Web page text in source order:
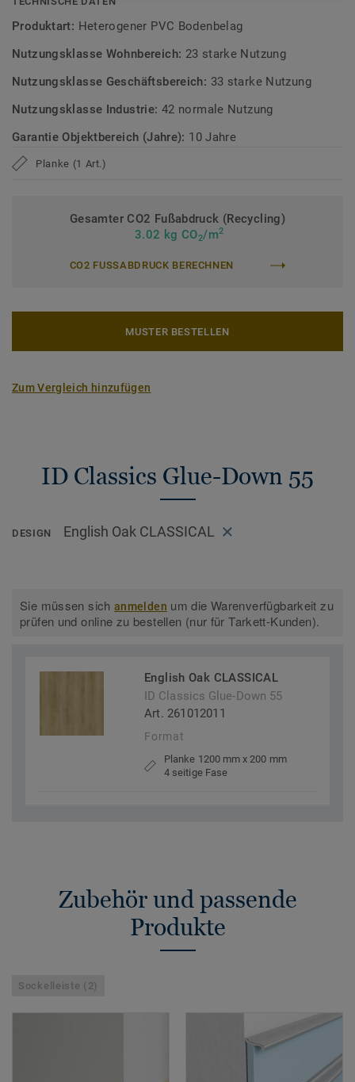
Alle Dekore der Kollektion iD Classics 55 werden bei
versendet.*
* Gilt nur für Standardformate. Mini-Planks und EIR-Dekore
sind ausgenommen.
Erfahren Sie mehr über Tarkett Designböden.
Produktart: Heterogener PVC Bodenbelag
Nutzungsklasse Wohnbereich: 23 starke Nutzung
Nutzungsklasse Geschäftsbereich: 33 starke Nutzung
Nutzungsklasse Industrie: 42 normale Nutzung
Garantie Objektbereich (Jahre): 10 Jahre
Planke (1 Art.)
Gesamter CO2 Fußabdruck (Recycling)
3.02 kg CO2/m2
CO2 FUSSABDRUCK BERECHNEN
MUSTER BESTELLEN
Zum Vergleich hinzufügen
ID Classics Glue-Down 55
DESIGN English Oak CLASSICAL
Sie müssen sichanmelden um die Warenverfügbarkeit zu
prüfen und online zu bestellen (nur für Tarkett-Kunden).
English Oak CLASSICAL
ID Classics Glue-Down 55
Art. 261012011
Format
Planke 1200 mm x 200 mm
4 seitige Fase
Zubehör und passende
Produkte
Sockelleiste (2)